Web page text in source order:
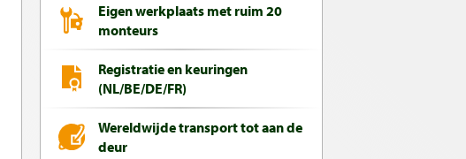
Eigen werkplaats met ruim 20
monteurs
Registratie en keuringen
(NL/BE/DE/FR)
Wereldwijde transport tot aan de
deur